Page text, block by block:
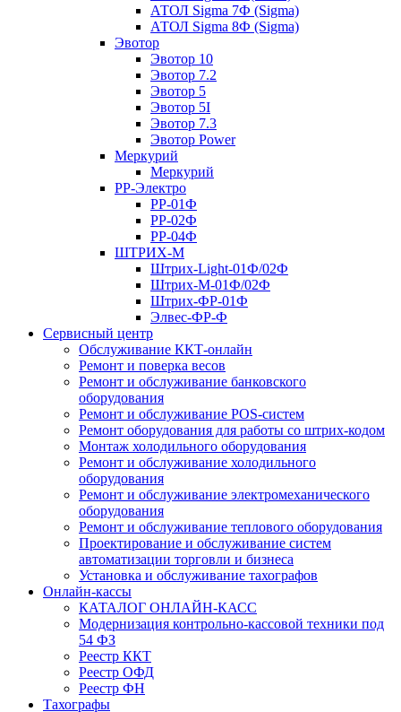
АТОЛ Sigma 7Ф (Sigma)
АТОЛ Sigma 8Ф (Sigma)
Эвотор
Эвотор 10
Эвотор 7.2
Эвотор 5
Эвотор 5I
Эвотор 7.3
Эвотор Power
Меркурий
Меркурий
РР-Электро
РР-01Ф
РР-02Ф
РР-04Ф
ШТРИХ-М
Штрих-Light-01Ф/02Ф
Штрих-М-01Ф/02Ф
Штрих-ФР-01Ф
Элвес-ФР-Ф
Сервисный центр
Обслуживание ККТ-онлайн
Ремонт и поверка весов
Ремонт и обслуживание банковского
оборудования
Ремонт и обслуживание POS-систем
Ремонт оборудования для работы со штрих-кодом
Монтаж холодильного оборудования
Ремонт и обслуживание холодильного
оборудования
Ремонт и обслуживание электромеханического
оборудования
Ремонт и обслуживание теплового оборудования
Проектирование и обслуживание систем
автоматизации торговли и бизнеса
Установка и обслуживание тахографов
Онлайн-кассы
КАТАЛОГ ОНЛАЙН-КАСС
Модернизация контрольно-кассовой техники под
54 ФЗ
Реестр ККТ
Реестр ОФД
Реестр ФН
Тахографы